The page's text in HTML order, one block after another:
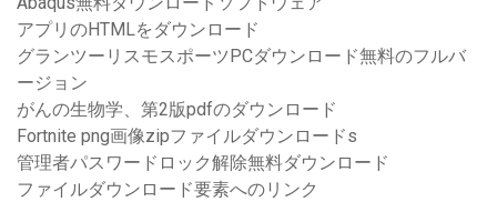
アプリのHTMLをダウンロード
グランツーリスモスポーツPCダウンロード無料のフルバ
ージョン
がんの生物学、第2版pdfのダウンロード
Fortnite png画像zipファイルダウンロードs
管理者パスワードロック解除無料ダウンロード
ファイルダウンロード要素へのリンク